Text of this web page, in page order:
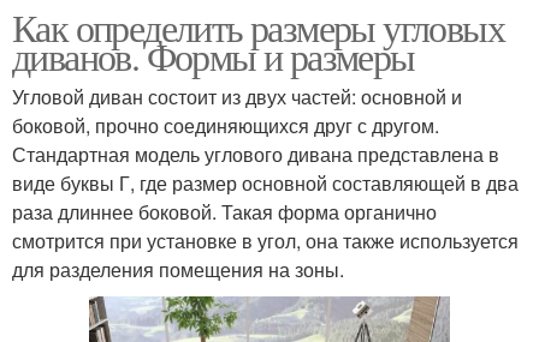
Как определить размеры угловых
диванов. Формы и размеры
Угловой диван состоит из двух частей: основной и
боковой, прочно соединяющихся друг с другом.
Стандартная модель углового дивана представлена в
виде буквы Г, где размер основной составляющей в два
раза длиннее боковой. Такая форма органично
смотрится при установке в угол, она также используется
для разделения помещения на зоны.